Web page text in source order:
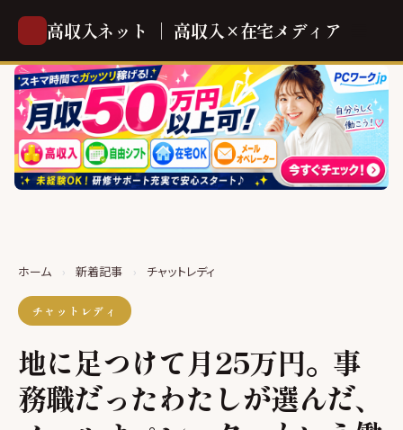
高収入ネット ｜ 高収入×在宅メディア
ホーム › 新着記事 › チャットレディ
チャットレディ
地に足つけて月25万円。事
務職だったわたしが選んだ、